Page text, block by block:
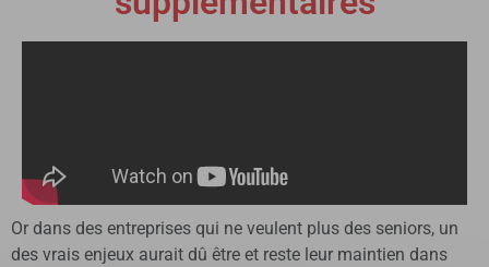
Or dans des entreprises qui ne veulent plus des seniors, un
des vrais enjeux aurait dû être et reste leur maintien dans